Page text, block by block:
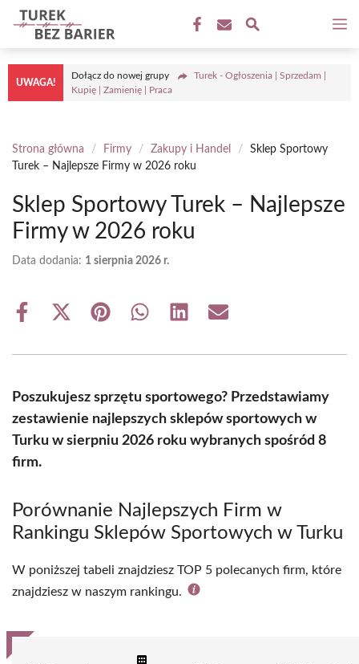
Przejdź
do
treści
UWAGA!
Dołącz do nowej grupy
Turek - Ogłoszenia | Sprzedam |
Kupię | Zamienię | Praca
Strona główna / Firmy / Zakupy i Handel /
Sklep Sportowy
Turek – Najlepsze Firmy w 2026 roku
Sklep Sportowy Turek – Najlepsze
Firmy w 2026 roku
Data dodania: 1 sierpnia 2026 r.
Share
Share
(Twitter)
Share Share Share Share
Poszukujesz sprzętu sportowego? Przedstawiamy
zestawienie najlepszych sklepów sportowych w
Turku w sierpniu 2026 roku wybranych spośród 8
firm.
Porównanie Najlepszych Firm w
Rankingu Sklepów Sportowych w Turku
W poniższej tabeli znajdziesz TOP 5 polecanych firm, które
znajdziesz w naszym rankingu.